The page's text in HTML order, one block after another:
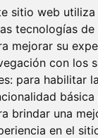
sitio web
tecnologías de
mejorar su
con los
para habilitar la
brindar una
en el
WINNICK: LA
2013
(EMILY BETT
DE LA ALIADA
30, 2013